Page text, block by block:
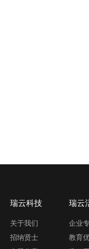
瑞云科技
关于我们
招纳贤士
瑞云
企业
教育